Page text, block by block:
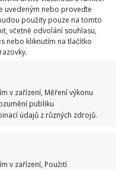
uvedeným nebo proveďte
použity pouze na tomto
včetně odvolání souhlasu,
nebo kliknutím na tlačítko
v zařízení, Měření výkonu
publiku
údajů z různých zdrojů.
v zařízení, Použití
si sama postaviladům
na BydlímeÚtulně